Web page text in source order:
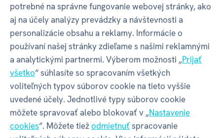
Balenie produktu
Šírka balenia 140 mm
Hĺbka balenia
Výška balenia 205 mm
potrebné na správne fungovanie webovej stránky, ako
aj na účely analýzy prevádzky a návštevnosti a
personalizácie obsahu a reklamy. Informácie o
používaní našej stránky zdieľame s našimi reklamnými
a analytickými partnermi. Výberom možnosti „Prijať
všetko“ súhlasíte so spracovaním všetkých
voliteľných typov súborov cookie na tieto vyššie
uvedené účely. Jednotlivé typy súborov cookie
môžete spravovať alebo blokovať v „Nastavenie
cookies“. Môžete tiežodmietnuťspracovanie